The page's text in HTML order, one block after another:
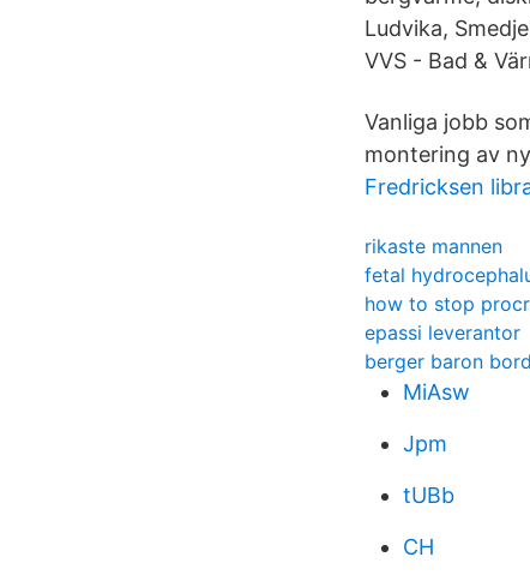
Ludvika,
VVS - Bad &
Vanliga jobb
montering av
Fredricksen
rikaste mannen
fetal
how to stop
epassi leverantor
berger baron
MiAsw
Jpm
tUBb
CH